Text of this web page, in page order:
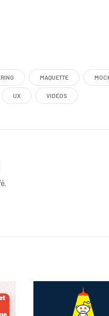
MAQUETTE
UX VIDÉOS